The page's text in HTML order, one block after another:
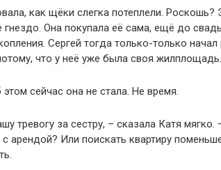
как щёки слегка потеплели.
Она покупала её сама, ещё до
Сергей тогда только-только
что у неё уже была своя жилплощадь.
сейчас она не стала. Не время.
тревогу за сестру, – сказала Катя
арендой? Или поискать квартиру